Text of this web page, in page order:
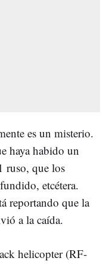
es un misterio.
haya habido un
ruso, que los
etcétera.
reportando que la
a la caída.
helicopter (RF-